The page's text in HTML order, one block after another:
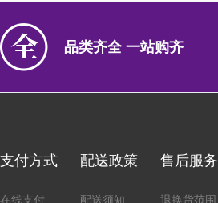
品类齐全 一站购齐
支付方式
在线支付
配送政策
配送须知
售后服务
退换货范围